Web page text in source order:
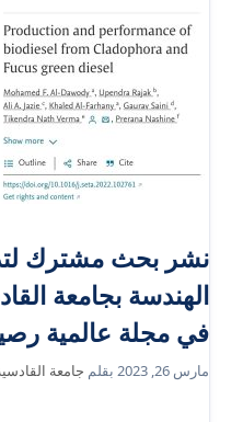
نشر بحث مشترك
الهندسة بجامعة
في مجلة عالمية
مارس 26, 2023 بقلم جامعة